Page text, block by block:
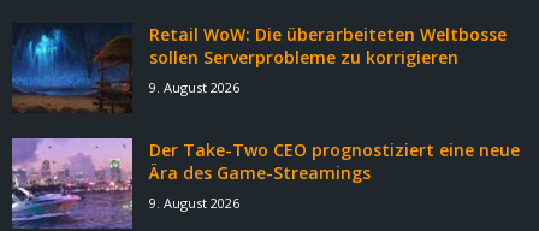
Retail WoW: Die überarbeiteten Weltbosse
sollen Serverprobleme zu korrigieren
9. August 2026
Der Take-Two CEO prognostiziert eine neue
Ära des Game-Streamings
9. August 2026